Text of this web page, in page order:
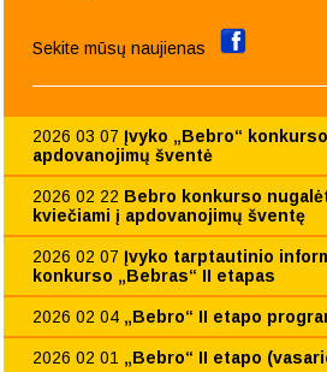
Sekite mūsų naujienas
2026 03 07 Įvyko „Bebro“
apdovanojimų šventė
2026 02 22 Bebro konkurso
kviečiami į apdovanojimų šventę
2026 02 07 Įvyko tarptautinio
konkurso „Bebras“ II etapas
2026 02 04 „Bebro“ II etapo
2026 02 01 „Bebro“ II etapo